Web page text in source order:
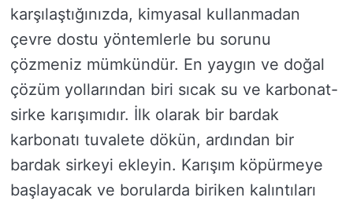
karşılaştığınızda, kimyasal kullanmadan
çevre dostu yöntemlerle bu sorunu
çözmeniz mümkündür. En yaygın ve doğal
çözüm yollarından biri sıcak su ve karbonat-
sirke karışımıdır. İlk olarak bir bardak
karbonatı tuvalete dökün, ardından bir
bardak sirkeyi ekleyin. Karışım köpürmeye
başlayacak ve borularda biriken kalıntıları